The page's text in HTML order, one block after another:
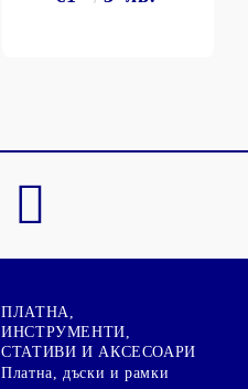
ПЛАТНА,
ИНСТРУМЕНТИ,
СТАТИВИ И АКСЕСОАРИ
Платна, дъски и рамки